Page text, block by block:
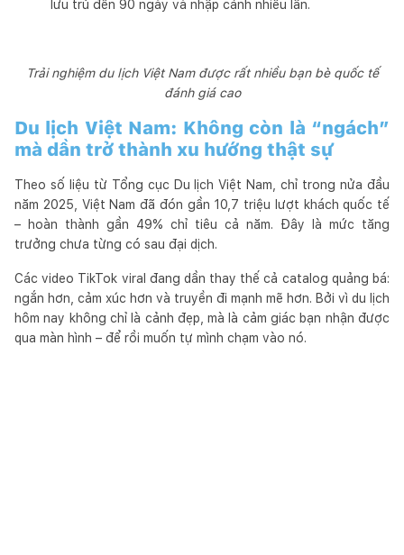
lưu trú đến 90 ngày và nhập cảnh nhiều lần.
Trải nghiệm du lịch Việt Nam được rất nhiều bạn bè quốc tế
đánh giá cao
Du lịch Việt Nam: Không còn là “ngách”
mà dần trở thành xu hướng thật sự
Theo số liệu từ Tổng cục Du lịch Việt Nam, chỉ trong nửa đầu
năm 2025, Việt Nam đã đón gần 10,7 triệu lượt khách quốc tế
– hoàn thành gần 49% chỉ tiêu cả năm. Đây là mức tăng
trưởng chưa từng có sau đại dịch.
Các video TikTok viral đang dần thay thế cả catalog quảng bá:
ngắn hơn, cảm xúc hơn và truyền đi mạnh mẽ hơn. Bởi vì du lịch
hôm nay không chỉ là cảnh đẹp, mà là cảm giác bạn nhận được
qua màn hình – để rồi muốn tự mình chạm vào nó.